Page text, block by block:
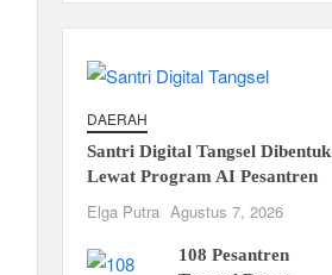
DAERAH
Santri Digital Tangsel Dibentuk
Lewat Program AI Pesantren
Elga Putra Agustus 7, 2026
108 Pesantren